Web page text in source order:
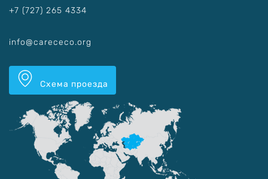
+7 (727) 265 4334
info@carececo.org
Схема проезда